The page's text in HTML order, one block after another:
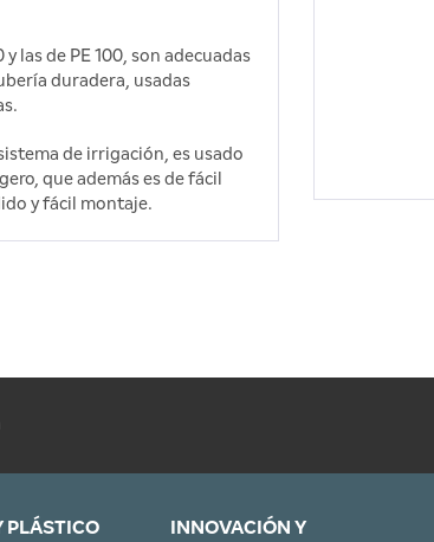
y las de PE 100, son adecuadas
duradera, usadas
de irrigación, es usado
que además es de fácil
y fácil montaje.
PLÁSTICO
INNOVACIÓN Y